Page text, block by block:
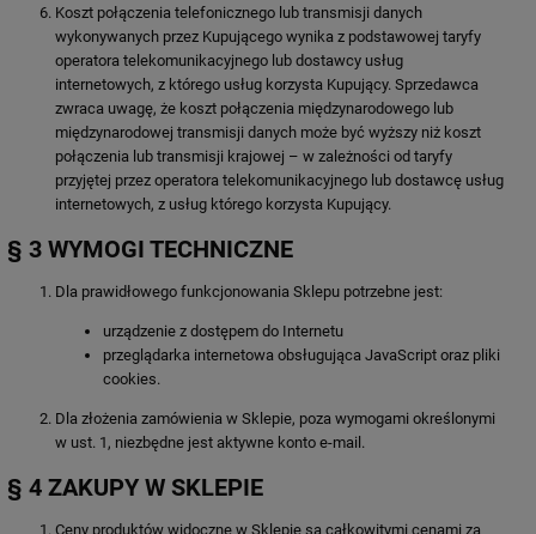
Koszt połączenia telefonicznego lub transmisji danych
wykonywanych przez Kupującego wynika z podstawowej taryfy
operatora telekomunikacyjnego lub dostawcy usług
internetowych, z którego usług korzysta Kupujący. Sprzedawca
zwraca uwagę, że koszt połączenia międzynarodowego lub
międzynarodowej transmisji danych może być wyższy niż koszt
połączenia lub transmisji krajowej – w zależności od taryfy
przyjętej przez operatora telekomunikacyjnego lub dostawcę usług
internetowych, z usług którego korzysta Kupujący.
§ 3 WYMOGI TECHNICZNE
Dla prawidłowego funkcjonowania Sklepu potrzebne jest:
urządzenie z dostępem do Internetu
przeglądarka internetowa obsługująca JavaScript oraz pliki
cookies.
Dla złożenia zamówienia w Sklepie, poza wymogami określonymi
w ust. 1, niezbędne jest aktywne konto e-mail.
§ 4 ZAKUPY W SKLEPIE
Ceny produktów widoczne w Sklepie są całkowitymi cenami za